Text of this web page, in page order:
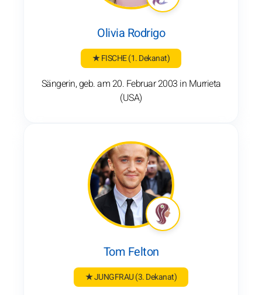
Olivia Rodrigo
★ FISCHE(1. Dekanat)
Sängerin, geb. am 20. Februar 2003 in Murrieta
(USA)
Tom Felton
★ JUNGFRAU(3. Dekanat)